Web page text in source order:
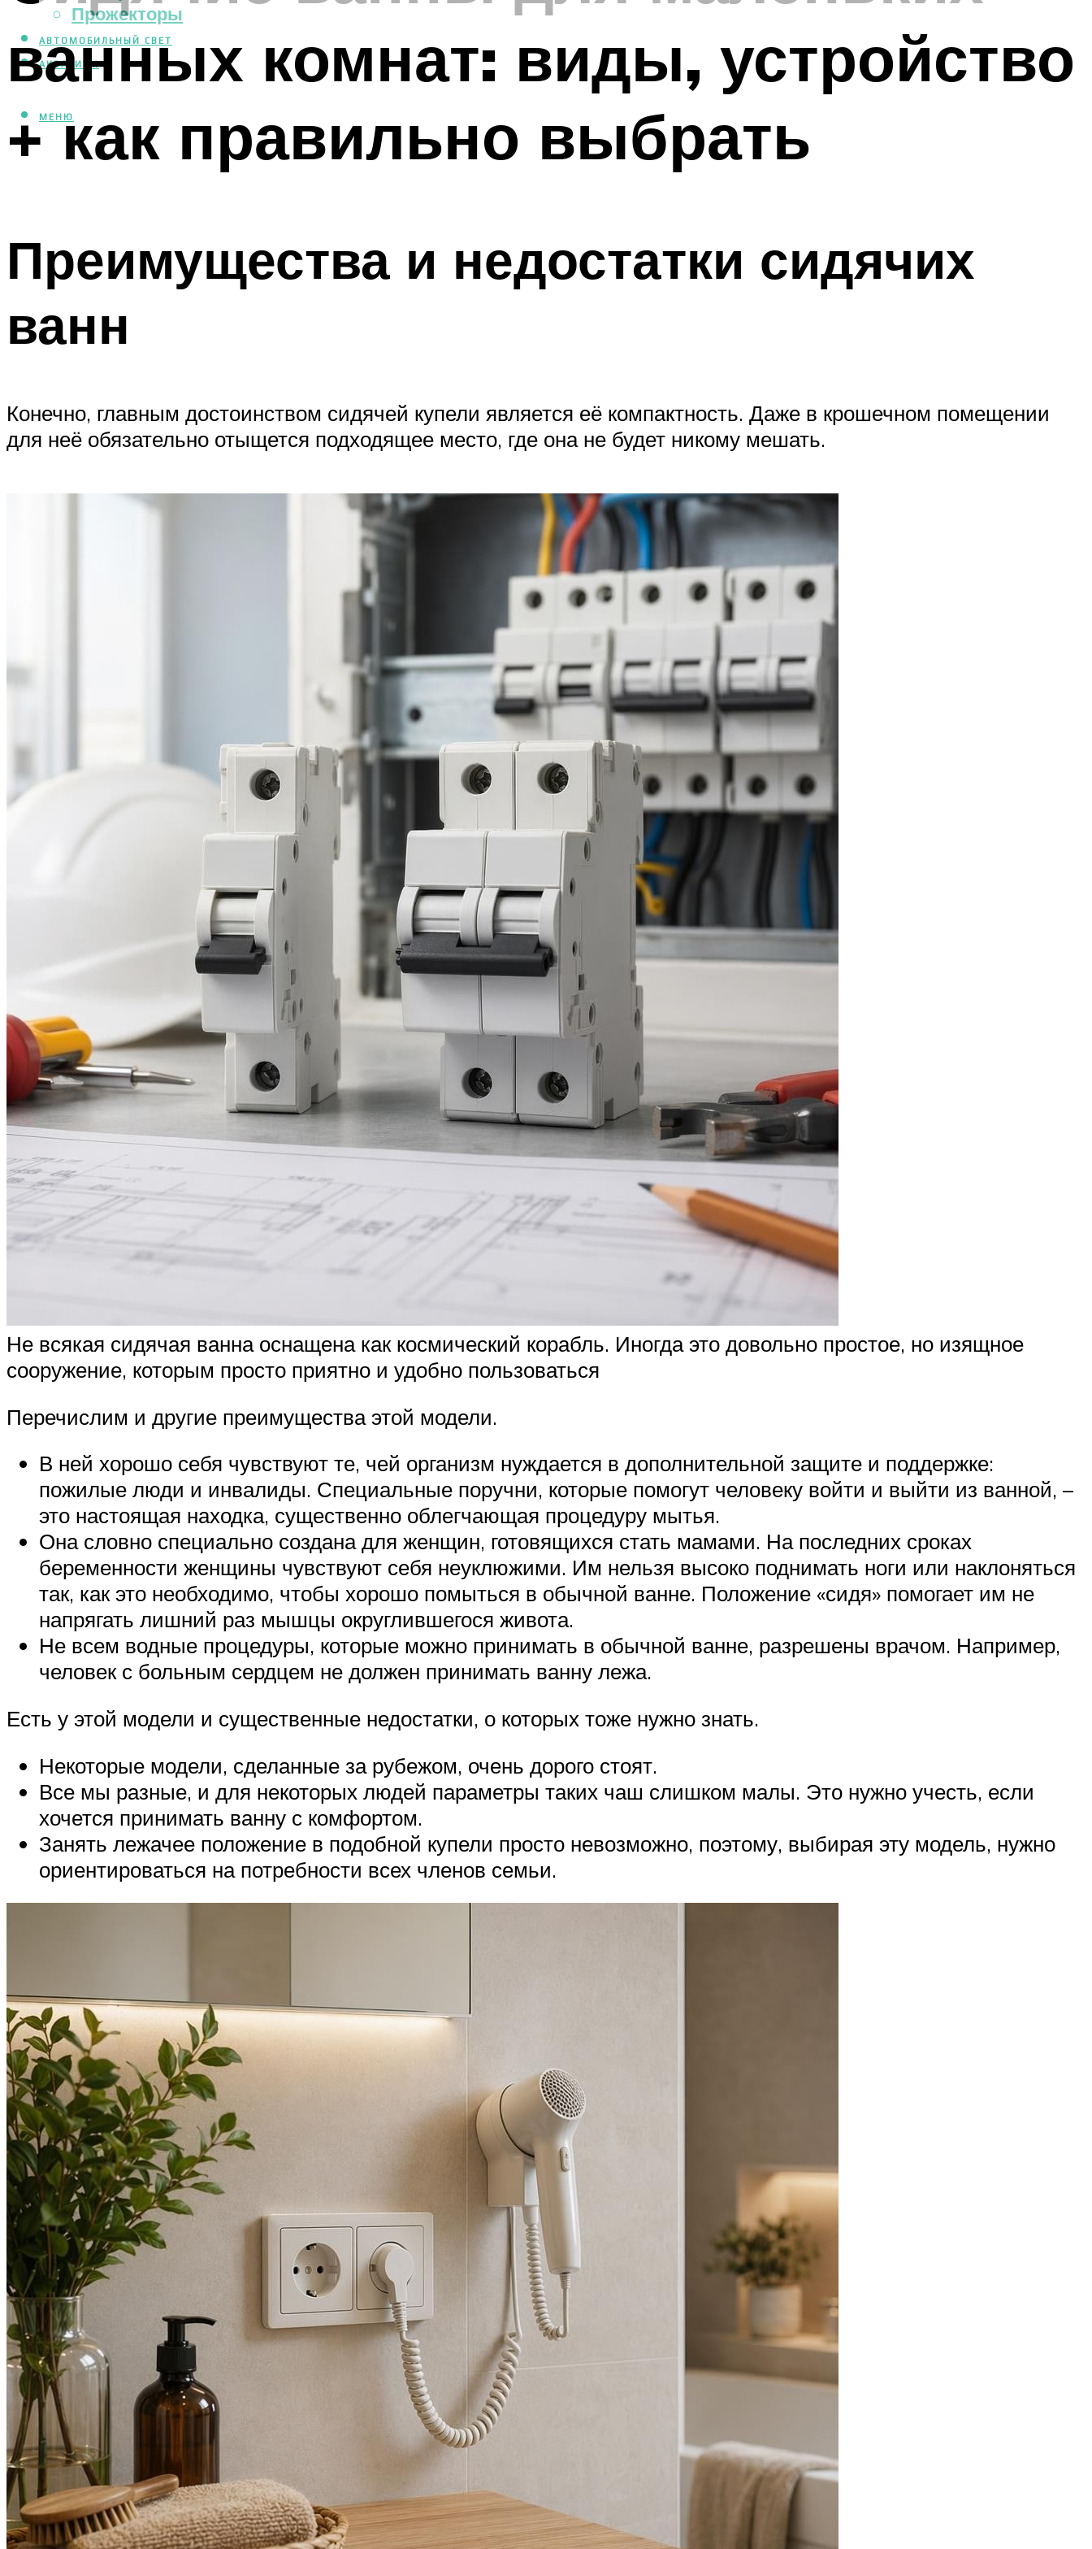
Прожекторы
АВТОМОБИЛЬНЫЙ СВЕТ
АКВАРИУМ
МЕНЮ
ванных комнат: виды, устройство
+ как правильно выбрать
Преимущества и недостатки сидячих
ванн
Конечно, главным достоинством сидячей купели является её компактность. Даже в крошечном помещении
для неё обязательно отыщется подходящее место, где она не будет никому мешать.
Не всякая сидячая ванна оснащена как космический корабль. Иногда это довольно простое, но изящное
сооружение, которым просто приятно и удобно пользоваться
Перечислим и другие преимущества этой модели.
В ней хорошо себя чувствуют те, чей организм нуждается в дополнительной защите и поддержке:
пожилые люди и инвалиды. Специальные поручни, которые помогут человеку войти и выйти из ванной, –
это настоящая находка, существенно облегчающая процедуру мытья.
Она словно специально создана для женщин, готовящихся стать мамами. На последних сроках
беременности женщины чувствуют себя неуклюжими. Им нельзя высоко поднимать ноги или наклоняться
так, как это необходимо, чтобы хорошо помыться в обычной ванне. Положение «сидя» помогает им не
напрягать лишний раз мышцы округлившегося живота.
Не всем водные процедуры, которые можно принимать в обычной ванне, разрешены врачом. Например,
человек с больным сердцем не должен принимать ванну лежа.
Есть у этой модели и существенные недостатки, о которых тоже нужно знать.
Некоторые модели, сделанные за рубежом, очень дорого стоят.
Все мы разные, и для некоторых людей параметры таких чаш слишком малы. Это нужно учесть, если
хочется принимать ванну с комфортом.
Занять лежачее положение в подобной купели просто невозможно, поэтому, выбирая эту модель, нужно
ориентироваться на потребности всех членов семьи.